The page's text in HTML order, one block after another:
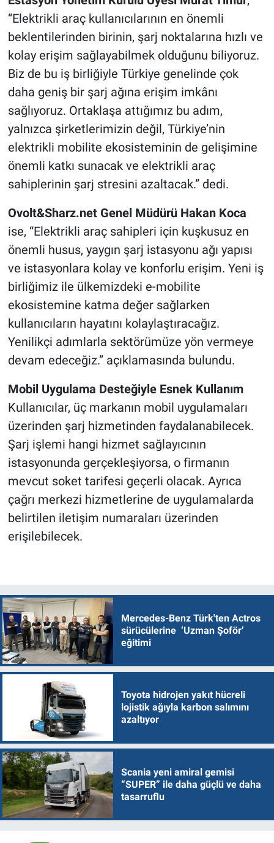
“Elektrikli araç kullanıcılarının en önemli
beklentilerinden birinin, şarj noktalarına hızlı ve
kolay erişim sağlayabilmek olduğunu biliyoruz.
Biz de bu iş birliğiyle Türkiye genelinde çok
daha geniş bir şarj ağına erişim imkânı
sağlıyoruz. Ortaklaşa attığımız bu adım,
yalnızca şirketlerimizin değil, Türkiye’nin
elektrikli mobilite ekosisteminin de gelişimine
önemli katkı sunacak ve elektrikli araç
sahiplerinin şarj stresini azaltacak.” dedi.
Ovolt&Sharz.net Genel Müdürü Hakan Koca
ise, “Elektrikli araç sahipleri için kuşkusuz en
önemli husus, yaygın şarj istasyonu ağı yapısı
ve istasyonlara kolay ve konforlu erişim. Yeni iş
birliğimiz ile ülkemizdeki e-mobilite
ekosistemine katma değer sağlarken
kullanıcıların hayatını kolaylaştıracağız.
Yenilikçi adımlarla sektörümüze yön vermeye
devam edeceğiz.” açıklamasında bulundu.
Mobil Uygulama Desteğiyle Esnek Kullanım
Kullanıcılar, üç markanın mobil uygulamaları
üzerinden şarj hizmetinden faydalanabilecek.
Şarj işlemi hangi hizmet sağlayıcının
istasyonunda gerçekleşiyorsa, o firmanın
mevcut soket tarifesi geçerli olacak. Ayrıca
çağrı merkezi hizmetlerine de uygulamalarda
belirtilen iletişim numaraları üzerinden
erişilebilecek.
Mercedes-Benz Türk'ten Actros
sürücülerine ‘Uzman Şoför’
eğitimi
Toyota hidrojen yakıt hücreli
lojistik ağıyla karbon salımını
azaltıyor
Scania yeni amiral gemisi
“SUPER” ile daha güçlü ve daha
tasarruflu